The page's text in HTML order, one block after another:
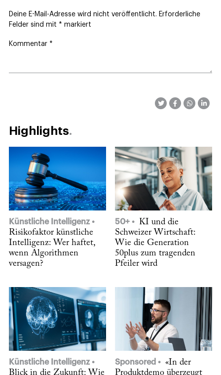
Deine E-Mail-Adresse wird nicht veröffentlicht. Erforderliche
Felder sind mit * markiert
Kommentar *
Highlights
Künstliche Intelligenz
Risikofaktor künstliche
Intelligenz: Wer haftet,
wenn Algorithmen
versagen?
50+
KI und die
Schweizer Wirtschaft:
Wie die Generation
50plus zum tragenden
Pfeiler wird
Künstliche Intelligenz
Blick in die Zukunft: Wie
Sponsored
«In der
Produktdemo überzeugt